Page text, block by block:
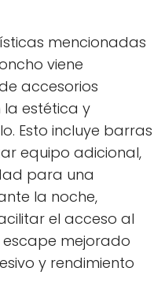
mencionadas
viene
accesorios
estética y
Esto incluye barras
equipo adicional,
para una
la noche,
el acceso al
mejorado
y rendimiento